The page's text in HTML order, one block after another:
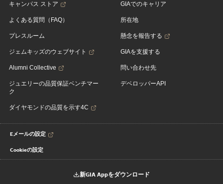
キャンパス ストア
よくある質問（FAQ）
プレスルーム
ジェムキッズのウェブサイト
Alumni Collective
ジュエリーの品質保証ベンチマー
ク
ダイヤモンドの品質を示す4C
GIAでのキャリア
所在地
懸念を報告する
GIAを支援する
問い合わせ先
デベロッパーAPI
Eメールの設定
Cookieの設定
新GIA Appをダウンロード